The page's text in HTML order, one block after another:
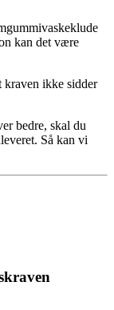
kan det være
kraven ikke sidder
bedre, skal du
Så kan vi